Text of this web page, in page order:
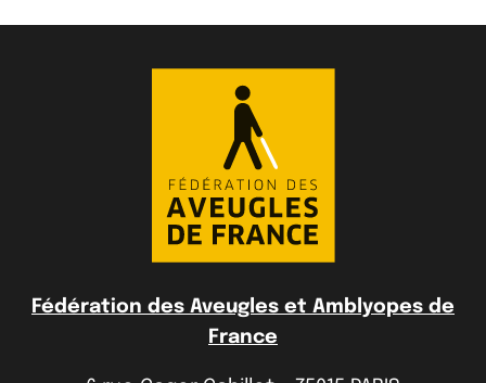
Fédération des Aveugles et Amblyopes de
France